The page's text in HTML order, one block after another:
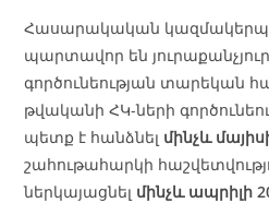
Հասարակական
պարտավոր են
գործունեության տարեկան
թվականի ՀԿ-ների
պետք է հանձնել մինչև
շահութահարկի
ներկայացնել մինչև ապրիլի